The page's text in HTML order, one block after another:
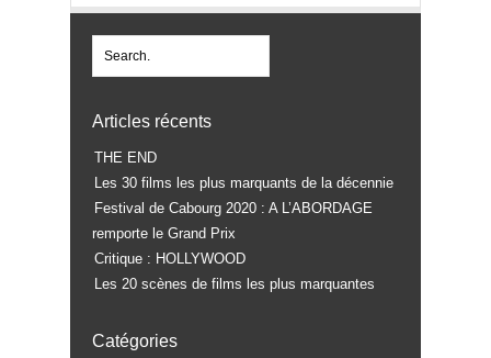
Articles récents
THE END
Les 30 films les plus marquants de la décennie
Festival de Cabourg 2020 : A L’ABORDAGE
remporte le Grand Prix
Critique : HOLLYWOOD
Les 20 scènes de films les plus marquantes
Catégories